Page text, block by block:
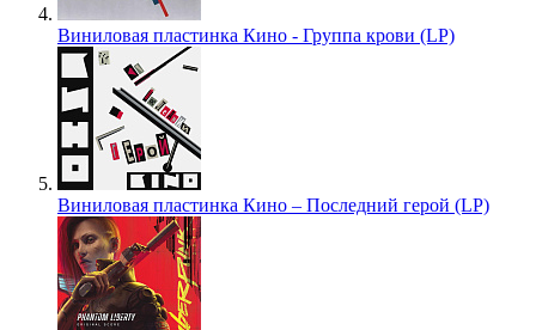
Виниловая пластинка Кино - Группа крови (LP)
Виниловая пластинка Кино – Последний герой (LP)